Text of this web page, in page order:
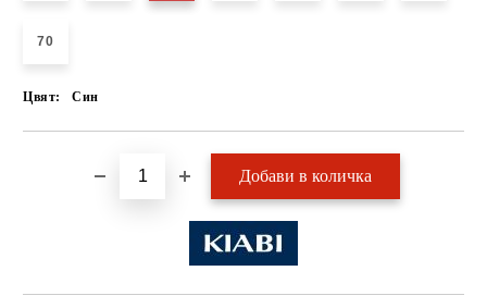
70
Цвят: Син